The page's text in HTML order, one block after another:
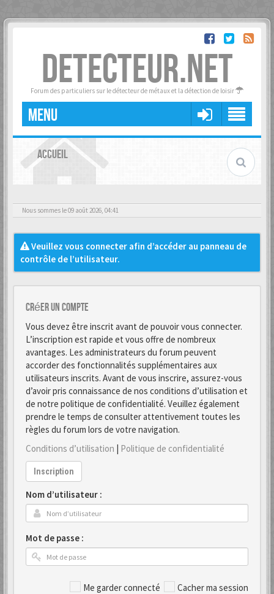
DETECTEUR.NET
Forum des particuliers sur le détecteur de métaux et la détection de loisir
MENU
ACCUEIL
Nous sommes le 09 août 2026, 04:41
Veuillez vous connecter afin d’accéder au panneau de
contrôle de l’utilisateur.
Créer un Compte
Vous devez être inscrit avant de pouvoir vous connecter.
L’inscription est rapide et vous offre de nombreux
avantages. Les administrateurs du forum peuvent
accorder des fonctionnalités supplémentaires aux
utilisateurs inscrits. Avant de vous inscrire, assurez-vous
d’avoir pris connaissance de nos conditions d’utilisation et
de notre politique de confidentialité. Veuillez également
prendre le temps de consulter attentivement toutes les
règles du forum lors de votre navigation.
Conditions d’utilisation | Politique de confidentialité
Inscription
Nom d’utilisateur :
Mot de passe :
Me garder connecté Cacher ma session